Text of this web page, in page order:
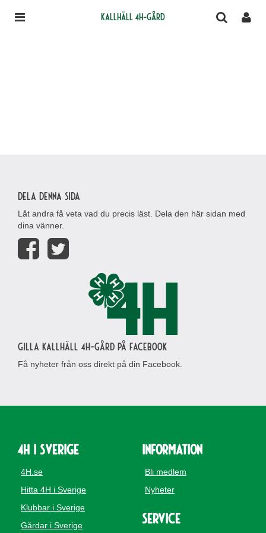
Kallhäll 4H-gård
Dela denna sida
Låt andra få veta vad du precis läst. Dela den här sidan med
dina vänner.
Gilla Kallhäll 4H-gård på Facebook
Få nyheter från oss direkt på din Facebook.
4H i Sverige
4H.se
Hitta 4H i Sverige
Klubbar i Sverige
Gårdar i Sverige
Information
Bli medlem
Nyheter
Service